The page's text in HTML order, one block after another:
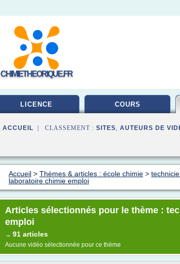
CHIMIETHEORIQUE.FR
LICENCE COURS
ACCUEIL | CLASSEMENT : SITES, AUTEURS DE
Accueil > Thèmes & articles : école chimie >
laboratoire chimie emploi
Articles sélectionnés pour le thème :
emploi
→ 91 articles
Aucune vidéo sélectionnée pour ce thème